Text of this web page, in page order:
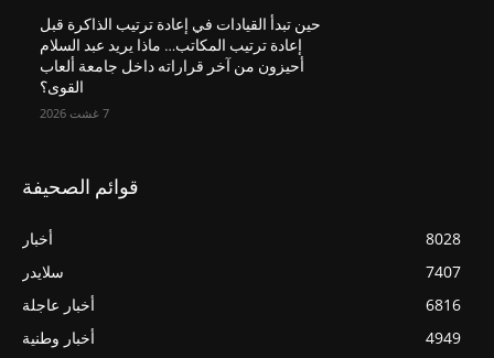
حين تبدأ القيادات في إعادة ترتيب الذاكرة قبل
إعادة ترتيب المكاتب… ماذا يريد عبد السلام
أحيزون من آخر قراراته داخل جامعة ألعاب
القوى؟
7 غشت 2026
قوائم الصحيفة
أخبار
8028
سلايدر
7407
أخبار عاجلة
6816
أخبار وطنية
4949